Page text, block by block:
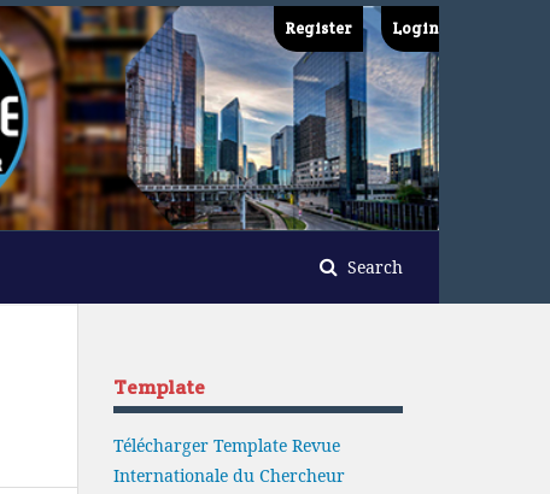
Search
Register Login
Template
Télécharger Template Revue
Internationale du Chercheur